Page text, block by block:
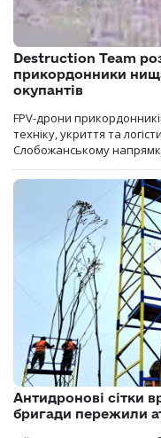
Destruction Team
прикордонники
окупантів
FPV-дрони
техніку, укриття та
Слобожанському
Антидронові сітки
бригади пережили